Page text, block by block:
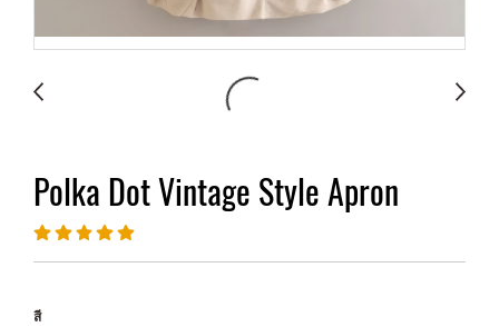
Polka Dot Vintage Style Apron
สี